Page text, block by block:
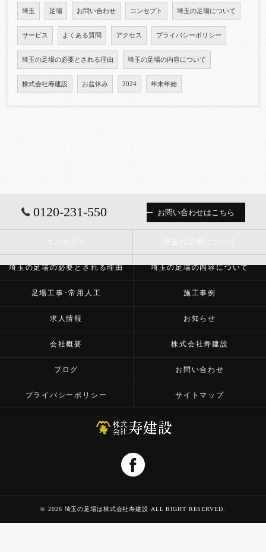
埼玉 足場 お問い合わせ コンセプト 埼玉の足場について
サービス よくある質問 アクセス プライバシーポリシー
埼玉の足場の必要とされる理由 埼玉の足場の内容について
株式会社寿建設 お盆休み 2024 年末年始
0120-231-550 お問い合わせはこちら
埼玉の足場の必要とされる理由 埼玉の足場の内容について
足場工事･常用人工 施工事例
求人情報 お知らせ
会社概要 株式会社寿建設
ブログ お問い合わせ
プライバシーポリシー サイトマップ
© 2026 埼玉の足場は株式会社寿建設 ALL RIGHT RESERVED.